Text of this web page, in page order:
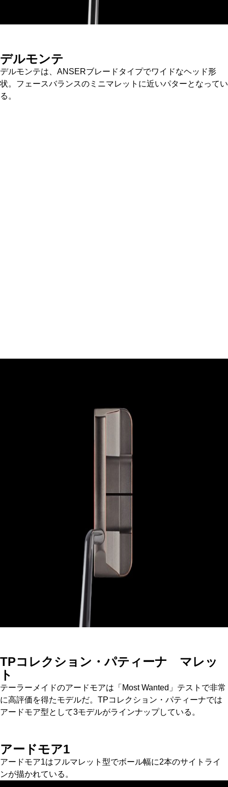
デルモンテ
デルモンテは、ANSERブレードタイプでワイドなヘッド形
状。フェースバランスのミニマレットに近いパターとなってい
る。
TPコレクション・パティーナ マレッ
ト
テーラーメイドのアードモアは「Most Wanted」テストで非常
に高評価を得たモデルだ。TPコレクション・パティーナでは
アードモア型として3モデルがラインナップしている。
アードモア1
アードモア1はフルマレット型でボール幅に2本のサイトライ
ンが描かれている。